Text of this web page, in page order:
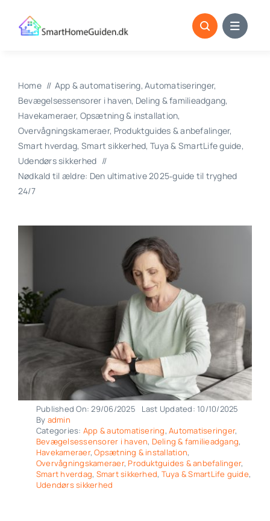
Home App & automatisering Automatiseringer
Bevægelsessensorer i haven Deling & familieadgang
Havekameraer Opsætning & installation
Overvågningskameraer Produktguides & anbefalinger
Smart hverdag Smart sikkerhed Tuya & SmartLife guide
Udendørs sikkerhed
Nødkald til ældre: Den ultimative 2025‑guide til tryghed
24/7
Published On: 29/06/2025
Last Updated: 10/10/2025
By admin
Categories: App & automatisering,Automatiseringer,
Bevægelsessensorer i haven, Deling & familieadgang,
Havekameraer,Opsætning & installation,
Overvågningskameraer, Produktguides & anbefalinger,
Smart hverdag, Smart sikkerhed, Tuya & SmartLife guide,
Udendørs sikkerhed